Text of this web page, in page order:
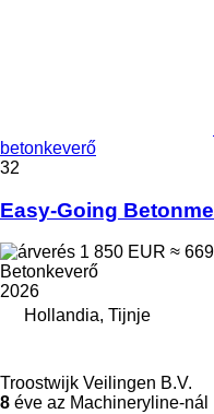
betonkeverő
32
Easy-Going
1 850 EUR ≈
Betonkeverő
2026
Hollandia, Tijnje
Troostwijk Veilingen B.V.
8 éve az Machineryline-nál